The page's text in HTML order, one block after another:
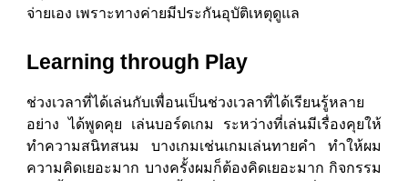
จ่ายเอง เพราะทางค่ายมีประกันอุบัติเหตุดูแล
Learning through Play
ช่วงเวลาที่ได้เล่นกับเพื่อนเป็นช่วงเวลาที่ได้เรียนรู้หลาย
อย่าง ได้พูดคุย เล่นบอร์ดเกม ระหว่างที่เล่นมีเรื่องคุยให้
ทำความสนิทสนม บางเกมเช่นเกมเล่นทายคำ ทำให้ผม
ความคิดเยอะมาก บางครั้งผมก็ต้องคิดเยอะมาก กิจกรรม